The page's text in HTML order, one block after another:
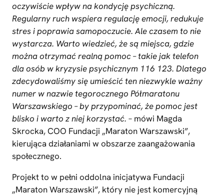
oczywiście wpływ na kondycję psychiczną.
Regularny ruch wspiera regulację emocji, redukuje
stres i poprawia samopoczucie. Ale czasem to nie
wystarcza. Warto wiedzieć, że są miejsca, gdzie
można otrzymać realną pomoc – takie jak telefon
dla osób w kryzysie psychicznym 116 123. Dlatego
zdecydowaliśmy się umieścić ten niezwykle ważny
numer w nazwie tegorocznego Półmaratonu
Warszawskiego – by przypominać, że pomoc jest
blisko i warto z niej korzystać. – mówi Magda
Skrocka, COO Fundacji „Maraton Warszawski”,
kierująca działaniami w obszarze zaangażowania
społecznego.
Projekt to w pełni oddolna inicjatywa Fundacji
„Maraton Warszawski”, który nie jest komercyjną